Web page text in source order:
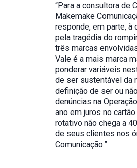
“Para a consultora de
Makemake
responde, em parte, à
pela tragédia do
três marcas
Vale é a mais marca
ponderar variáveis
de ser sustentável da
definição de ser ou
denúncias na
ano em juros no
rotativo não chega a
de seus clientes nos
Comunicação.”